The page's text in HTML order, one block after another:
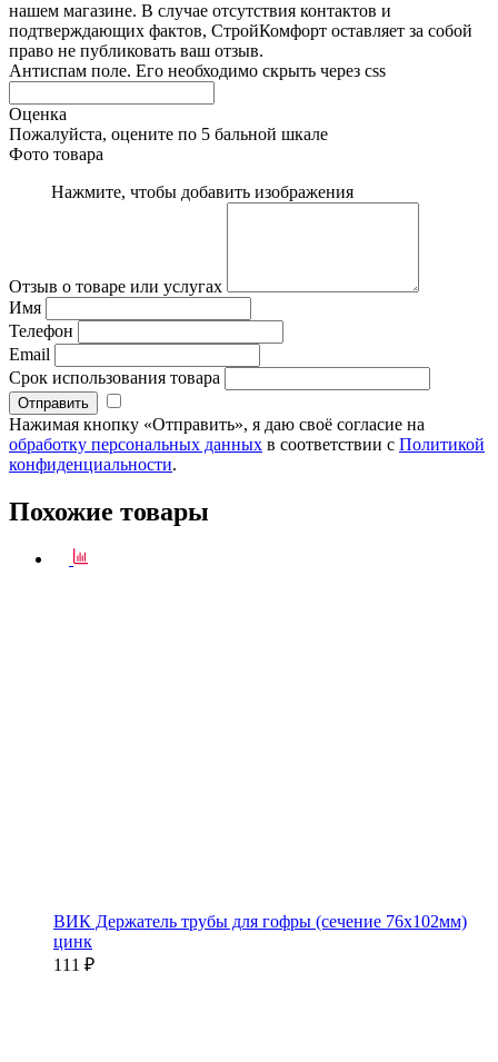
нашем магазине. В случае отсутствия контактов и
подтверждающих фактов, СтройКомфорт оставляет за собой
право не публиковать ваш отзыв.
Антиспам поле. Его необходимо скрыть через css
Оценка
Пожалуйста, оцените по 5 бальной шкале
Фото товара
Нажмите, чтобы добавить изображения
Отзыв о товаре или услугах
Имя
Телефон
Email
Срок использования товара
Нажимая кнопку «Отправить», я даю своё согласие на
обработку персональных данных в соответствии с Политикой
конфиденциальности.
Похожие товары
ВИК Держатель трубы для гофры (сечение 76х102мм)
цинк
111 ₽